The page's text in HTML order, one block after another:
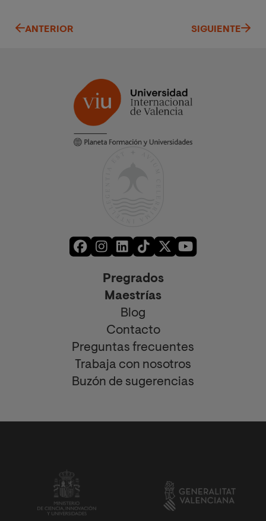
ANTERIOR SIGUIENTE
Pregrados
Maestrías
Blog
Contacto
Preguntas frecuentes
Trabaja con nosotros
Buzón de sugerencias